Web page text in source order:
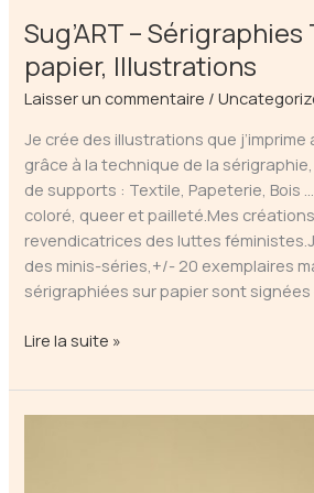
Sug’ART –
papier, Illustrations
Laisser un commentaire /
Je crée des illustrations que
grâce à la technique de la
de supports : Textile, Papeterie, Bois
coloré, queer et pailleté.Mes
revendicatrices des luttes
des minis-séries,+/- 20 exemplaires
sérigraphiées sur papier sont
Sug’ART
Sérigraphies
Textile
Lire la suite »